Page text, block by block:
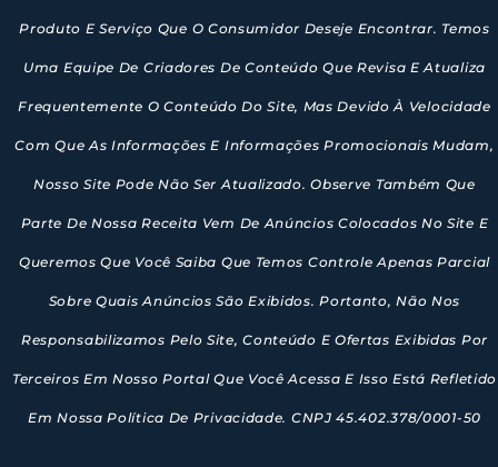
Produto E Serviço Que O Consumidor Deseje Encontrar. Temos
Uma Equipe De Criadores De Conteúdo Que Revisa E Atualiza
Frequentemente O Conteúdo Do Site, Mas Devido À Velocidade
Com Que As Informações E Informações Promocionais Mudam,
Nosso Site Pode Não Ser Atualizado. Observe Também Que
Parte De Nossa Receita Vem De Anúncios Colocados No Site E
Queremos Que Você Saiba Que Temos Controle Apenas Parcial
Sobre Quais Anúncios São Exibidos. Portanto, Não Nos
Responsabilizamos Pelo Site, Conteúdo E Ofertas Exibidas Por
Terceiros Em Nosso Portal Que Você Acessa E Isso Está Refletido
Em Nossa Política De Privacidade. CNPJ 45.402.378/0001-50